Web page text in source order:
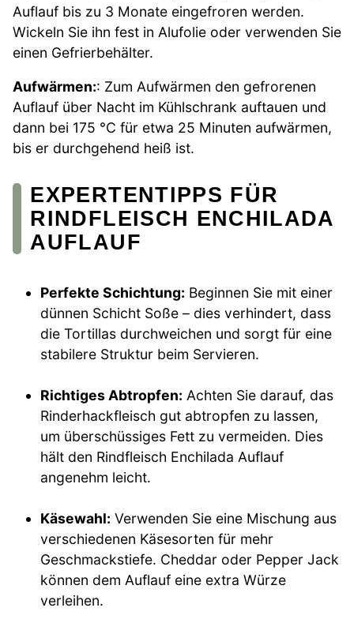
Auflauf bis zu 3 Monate eingefroren werden.
Wickeln Sie ihn fest in Alufolie oder verwenden Sie
einen Gefrierbehälter.
Aufwärmen:: Zum Aufwärmen den gefrorenen
Auflauf über Nacht im Kühlschrank auftauen und
dann bei 175 °C für etwa 25 Minuten aufwärmen,
bis er durchgehend heiß ist.
EXPERTENTIPPS FÜR
RINDFLEISCH ENCHILADA
AUFLAUF
Perfekte Schichtung: Beginnen Sie mit einer
dünnen Schicht Soße – dies verhindert, dass
die Tortillas durchweichen und sorgt für eine
stabilere Struktur beim Servieren.
Richtiges Abtropfen: Achten Sie darauf, das
Rinderhackfleisch gut abtropfen zu lassen,
um überschüssiges Fett zu vermeiden. Dies
hält den Rindfleisch Enchilada Auflauf
angenehm leicht.
Käsewahl: Verwenden Sie eine Mischung aus
verschiedenen Käsesorten für mehr
Geschmackstiefe. Cheddar oder Pepper Jack
können dem Auflauf eine extra Würze
verleihen.